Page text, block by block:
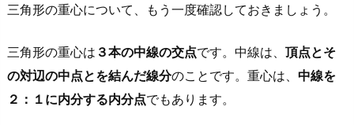
三角形の重心について、もう一度確認しておきましょう。
三角形の重心は ３本の中線の交点です。中線は、 頂点とそ
の対辺の中点とを結んだ線分のことです。重心は、 中線を
２：１に内分する内分点でもあります。